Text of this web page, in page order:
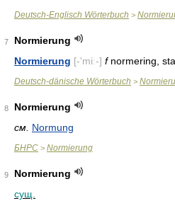
Deutsch-Englisch Wörterbuch >
7
Normierung
Normierung [-'miː-] fnormering,
Deutsch-dänische Wörterbuch >
8
Normierung
см. Normung
БНРС > Normierung
9
Normierung
сущ.